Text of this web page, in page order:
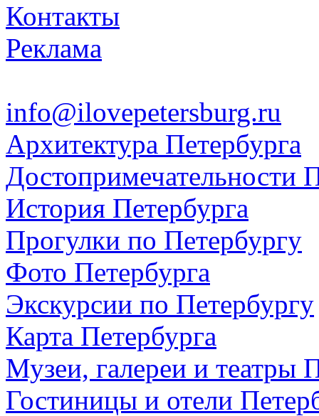
Контакты
Реклама
info@ilovepetersburg.ru
Архитектура Петербурга
Достопримечательности
История Петербурга
Прогулки по Петербургу
Фото Петербурга
Экскурсии по Петербургу
Карта Петербурга
Музеи, галереи и театры
Гостиницы и отели